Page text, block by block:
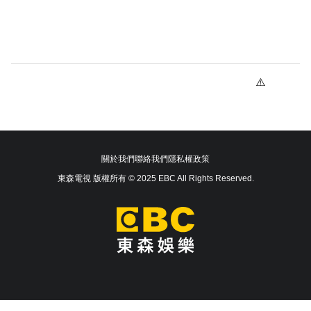
關於我們聯絡我們隱私權政策
東森電視 版權所有 © 2025 EBC All Rights Reserved.